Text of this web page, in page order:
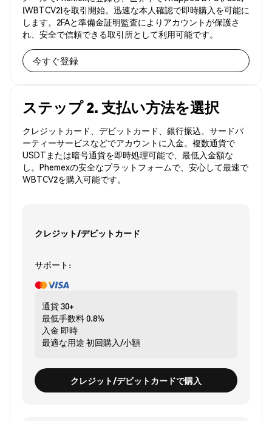
(WBTCV2)を取引開始。迅速な本人確認で即時購入を可能に
します。2FAと準備金証明監査によりアカウントが保護さ
れ、安全で信頼できる取引所として利用可能です。
今すぐ登録
ステップ 2. 支払い方法を選択
クレジットカード、デビットカード、銀行振込、サードパ
ーティーサービスなどでアカウントに入金。複数通貨で
USDTまたは暗号通貨を即時処理可能で、最低入金額な
し。Phemexの安全なプラットフォームで、安心して最速で
WBTCV2を購入可能です。
クレジット/デビットカード
サポート:
通貨30+
最低手数料0.8%
入金 即時
最適な用途 初回購入/小額
クレジット/デビットカードで購入